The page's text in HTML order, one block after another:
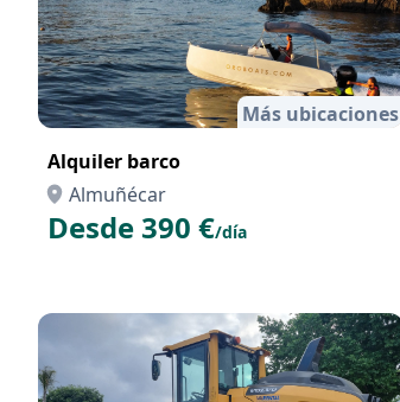
Más ubicaciones
Alquiler barco
Almuñécar
Desde 390 €/día